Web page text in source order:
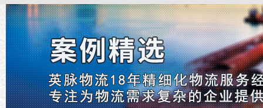
仓储综合专业定制物